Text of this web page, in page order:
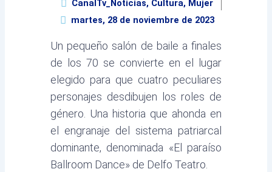
CanalTv_Noticias, Cultura, Mujer
martes, 28 de noviembre de 2023
Un pequeño salón de baile a finales
de los 70 se convierte en el lugar
elegido para que cuatro peculiares
personajes desdibujen los roles de
género. Una historia que ahonda en
el engranaje del sistema patriarcal
dominante, denominada «El paraíso
Ballroom Dance» de Delfo Teatro.